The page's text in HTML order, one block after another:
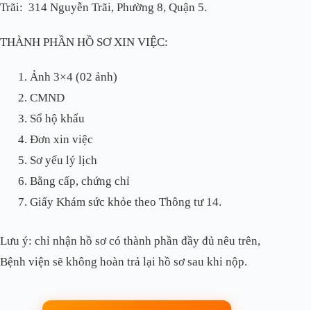
Trãi: 314 Nguyễn Trãi, Phường 8, Quận 5.
THÀNH PHẦN HỒ SƠ XIN VIỆC:
Ảnh 3×4 (02 ảnh)
CMND
Sổ hộ khẩu
Đơn xin việc
Sơ yếu lý lịch
Bằng cấp, chứng chỉ
Giấy Khám sức khỏe theo Thông tư 14.
Lưu ý: chỉ nhận hồ sơ có thành phần đầy đủ nêu trên,
Bệnh viện sẽ không hoàn trả lại hồ sơ sau khi nộp.